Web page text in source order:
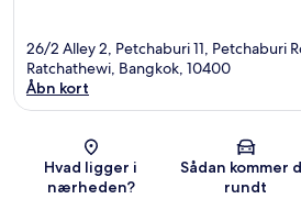
26/2 Alley 2, Petchaburi 11, Petchaburi
Ratchathewi, Bangkok, 10400
Åbn kort
Hvad ligger i
nærheden?
Sådan kommer
rundt